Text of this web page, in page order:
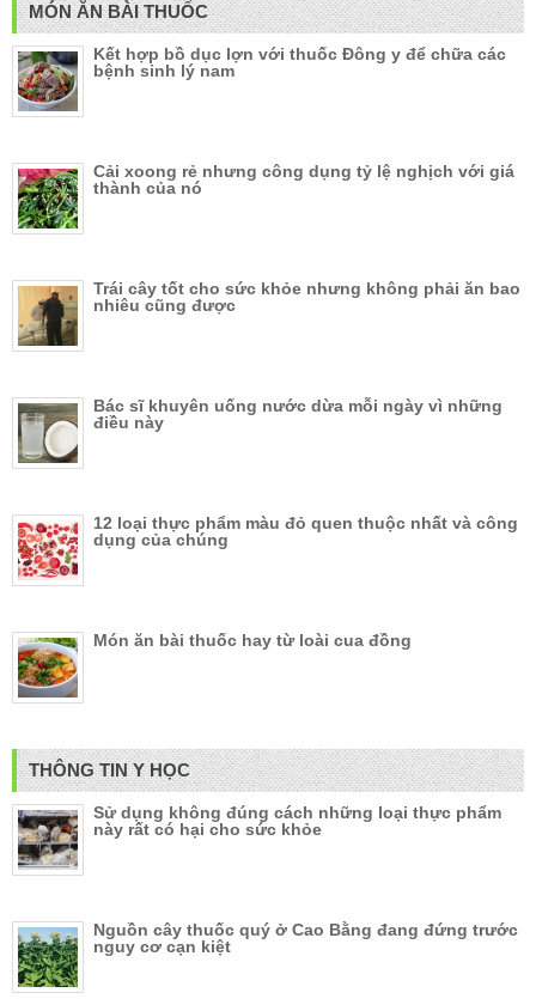
MÓN ĂN BÀI THUỐC
Kết hợp bồ dục lợn với thuốc Đông y để chữa các
bệnh sinh lý nam
Cải xoong rẻ nhưng công dụng tỷ lệ nghịch với giá
thành của nó
Trái cây tốt cho sức khỏe nhưng không phải ăn bao
nhiêu cũng được
Bác sĩ khuyên uống nước dừa mỗi ngày vì những
điều này
12 loại thực phẩm màu đỏ quen thuộc nhất và công
dụng của chúng
Món ăn bài thuốc hay từ loài cua đồng
THÔNG TIN Y HỌC
Sử dụng không đúng cách những loại thực phẩm
này rất có hại cho sức khỏe
Nguồn cây thuốc quý ở Cao Bằng đang đứng trước
nguy cơ cạn kiệt